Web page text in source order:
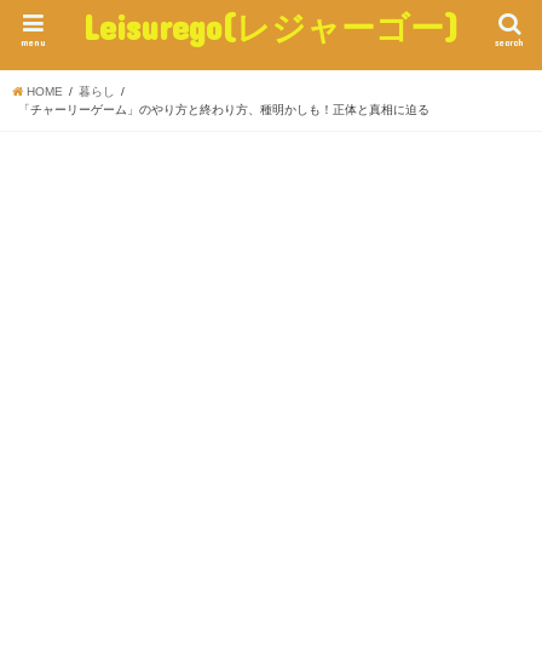
Leisurego(レジャーゴー) search
menu
HOME
暮らし
「チャーリーゲーム」のやり方と終わり方、種明かしも！正体と真相に迫る